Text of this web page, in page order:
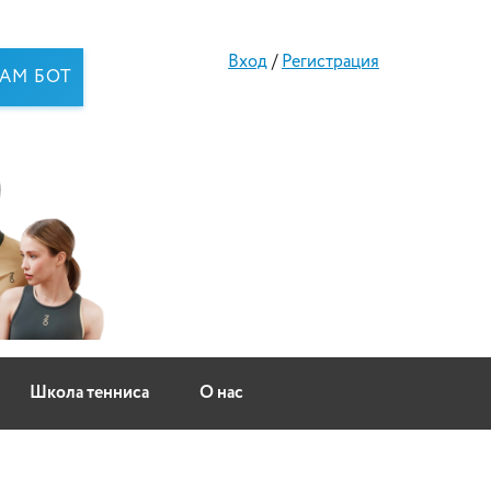
БОТ
Вход/Регистрация
Школа тенниса О нас